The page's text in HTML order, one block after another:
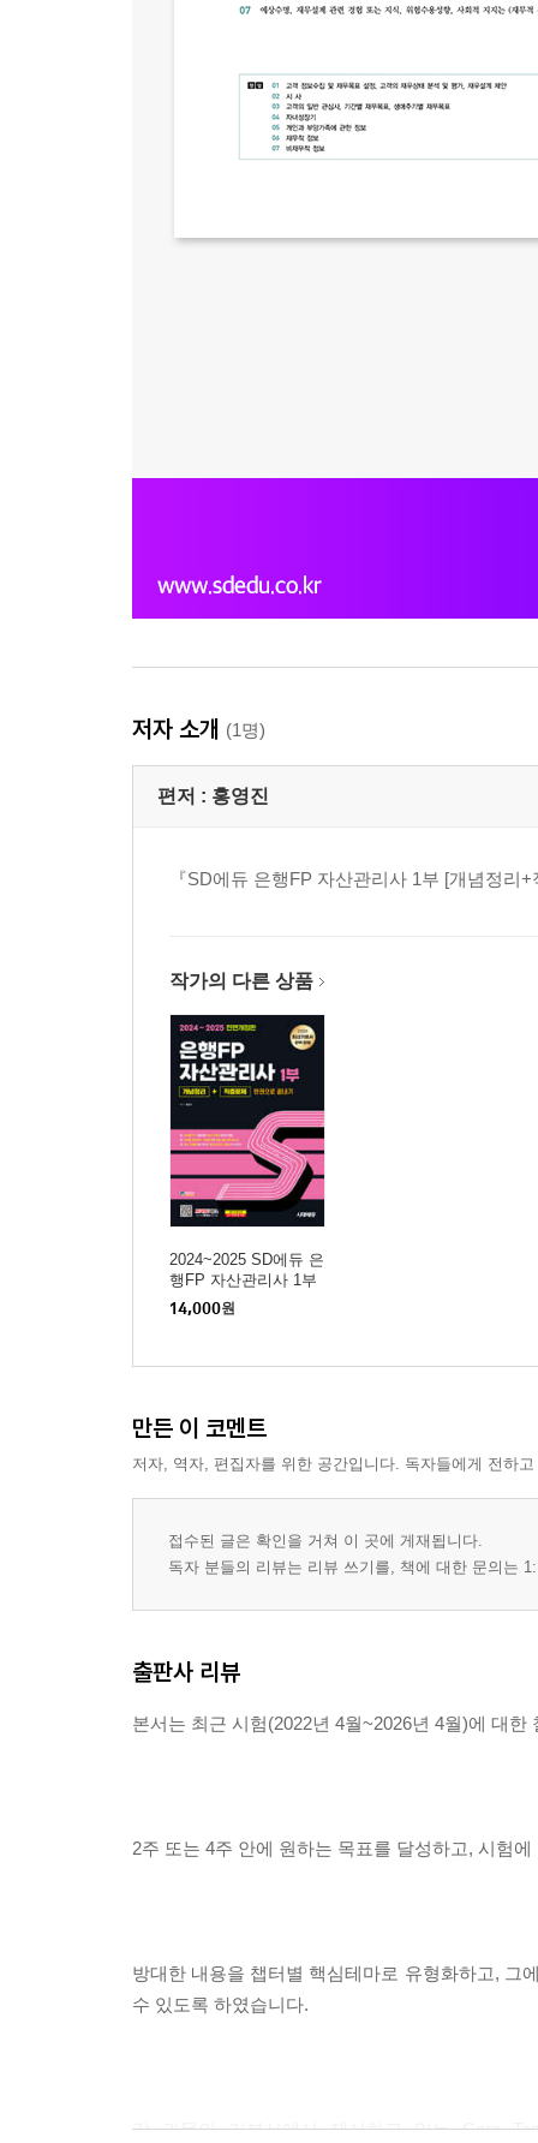
저자 소개 (1명)
편저 : 홍영진
『SD에듀 은행FP 자산관리사 1부 [개념정리
작가의 다른 상품
2024~2025 SD에듀 은
행FP 자산관리사 1부
[개념정리+적중문제]
한권으로 끝내기
14,000원
만든 이 코멘트
저자, 역자, 편집자를 위한 공간입니다. 독자들에게 전하
접수된 글은 확인을 거쳐 이 곳에 게재됩니다.
독자 분들의 리뷰는 리뷰 쓰기를, 책에 대한 문의는
출판사 리뷰
본서는 최근 시험(2022년 4월~2026년 4월)에 대
2주 또는 4주 안에 원하는 목표를 달성하고, 시험
방대한 내용을 챕터별 핵심테마로 유형화하고, 그
수 있도록 하였습니다.
각 과목의 기본서에서 제시하고 있는 Core